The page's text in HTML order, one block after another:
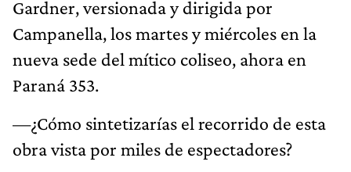
Gardner, versionada y dirigida por
Campanella, los martes y miércoles en la
nueva sede del mítico coliseo, ahora en
Paraná 353.
—¿Cómo sintetizarías el recorrido de esta
obra vista por miles de espectadores?